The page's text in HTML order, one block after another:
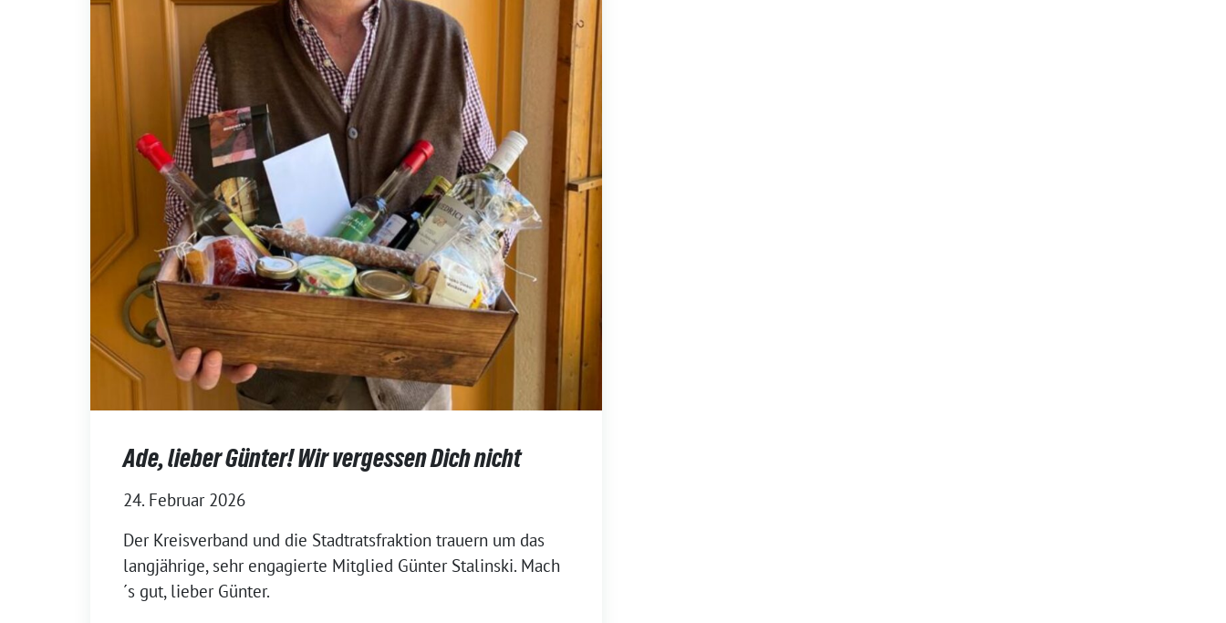
Ade, lieber Günter! Wir vergessen Dich nicht
24. Februar 2026
Der Kreisverband und die Stadtratsfraktion trauern um das
langjährige, sehr engagierte Mitglied Günter Stalinski. Mach
´s gut, lieber Günter.